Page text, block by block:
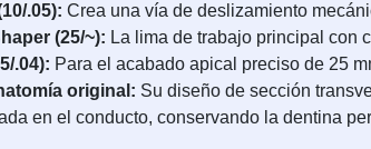
.05): Crea una vía de deslizamiento
(25/~): La lima de trabajo principal con
.04): Para el acabado apical preciso de 25
original: Su diseño de sección
en el conducto, conservando la dentina